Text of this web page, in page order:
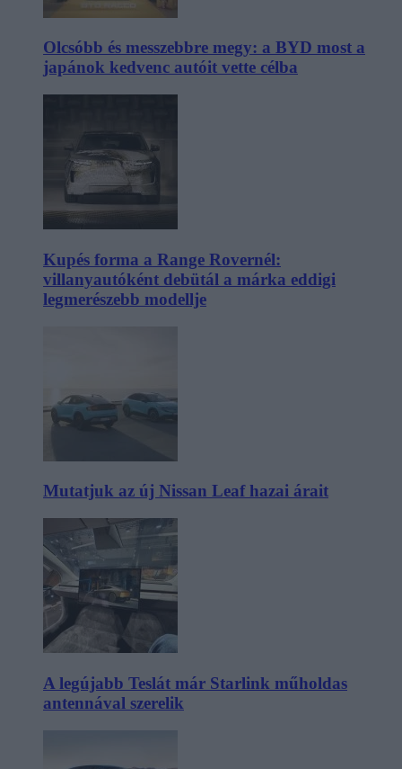
Olcsóbb és messzebbre megy: a BYD most a
japánok kedvenc autóit vette célba
Kupés forma a Range Rovernél:
villanyautóként debütál a márka eddigi
legmerészebb modellje
Mutatjuk az új Nissan Leaf hazai árait
A legújabb Teslát már Starlink műholdas
antennával szerelik